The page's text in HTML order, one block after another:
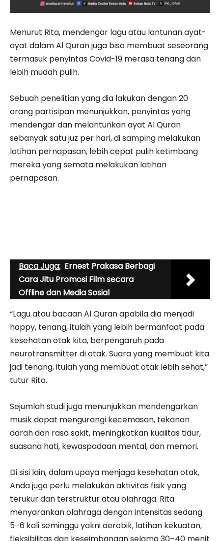
Menurut Rita, mendengar lagu atau lantunan ayat-
ayat dalam Al Quran juga bisa membuat seseorang
termasuk penyintas Covid-19 merasa tenang dan
lebih mudah pulih.
Sebuah penelitian yang dia lakukan dengan 20
orang partisipan menunjukkan, penyintas yang
mendengar dan melantunkan ayat Al Quran
sebanyak satu juz per hari, di samping melakukan
latihan pernapasan, lebih cepat pulih ketimbang
mereka yang semata melakukan latihan
pernapasan.
Baca Juga: Ernest Prakasa Berbagi
Cara Jitu Promosi Film secara
Offline dan Media Sosial
“Lagu atau bacaan Al Quran apabila dia menjadi
happy, tenang, itulah yang lebih bermanfaat pada
kesehatan otak kita, berpengaruh pada
neurotransmitter di otak. Suara yang membuat kita
jadi tenang, itulah yang membuat otak lebih sehat,”
tutur Rita.
Sejumlah studi juga menunjukkan mendengarkan
musik dapat mengurangi kecemasan, tekanan
darah dan rasa sakit, meningkatkan kualitas tidur,
suasana hati, kewaspadaan mental, dan memori.
Di sisi lain, dalam upaya menjaga kesehatan otak,
Anda juga perlu melakukan aktivitas fisik yang
terukur dan terstruktur atau olahraga. Rita
menyarankan olahraga dengan intensitas sedang
5–6 kali seminggu yakni aerobik, latihan kekuatan,
fleksibilitas dan keseimbangan selama 30–40 menit